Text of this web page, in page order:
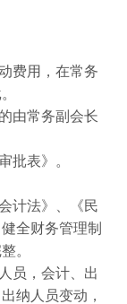
用，在常务
常务副会长
表》。
法》、《民
全财务管理制
。
，会计、出
纳人员变动，